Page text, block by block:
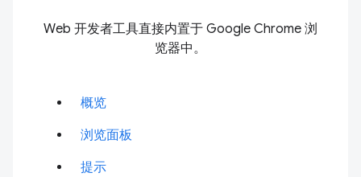
Web 开发者工具直接内置于 Google Chrome 浏
览器中。
概览
浏览面板
提示